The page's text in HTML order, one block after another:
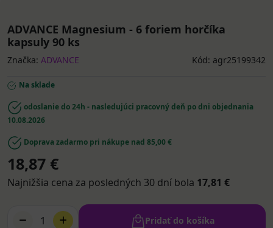
ADVANCE Magnesium - 6 foriem horčíka
kapsuly 90 ks
Značka: ADVANCE Kód: agr25199342
Na sklade
odoslanie do 24h - nasledujúci pracovný deň po dni objednania
10.08.2026
Doprava zadarmo pri nákupe nad 85,00 €
18,87 €
Najnižšia cena za posledných 30 dní bola 17,81 €
1 Pridať do košíka